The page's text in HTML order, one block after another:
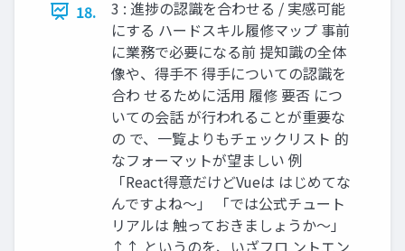
18.
3 : 進捗の認識を合わせる / 実感可能
にする ハードスキル履修マップ 事前
に業務で必要になる前 提知識の全体
像や、得手不 得手についての認識を
合わ せるために活用 履修 要否 につ
いての会話 が行われることが重要な
の で、一覧よりもチェックリスト 的
なフォーマットが望ましい 例
「React得意だけどVueは はじめてな
んですよね〜」 「では公式チュート
リアルは 触っておきましょうか〜」
↑↑ というのを、いざフロ ントエン